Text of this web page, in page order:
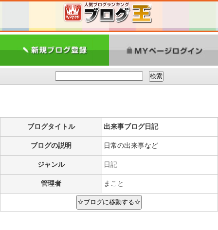
ブログタイトル 出来事ブログ日記
ブログの説明 日常の出来事など
ジャンル 日記
管理者 まこと